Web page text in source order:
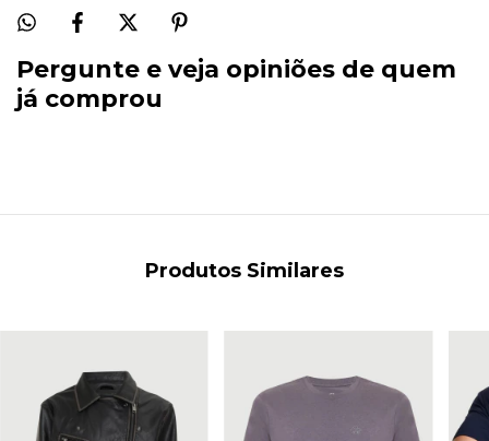
Pergunte e veja opiniões de quem
já comprou
Produtos Similares